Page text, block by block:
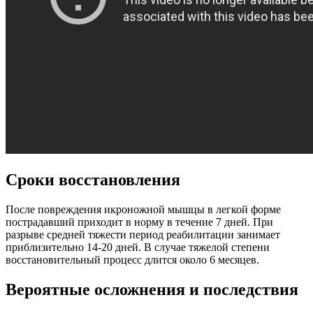
Сроки восстановления
После повреждения икроножной мышцы в легкой форме
пострадавший приходит в норму в течение 7 дней. При
разрыве средней тяжести период реабилитации занимает
приблизительно 14-20 дней. В случае тяжелой степени
восстановительный процесс длится около 6 месяцев.
Вероятные осложнения и последствия